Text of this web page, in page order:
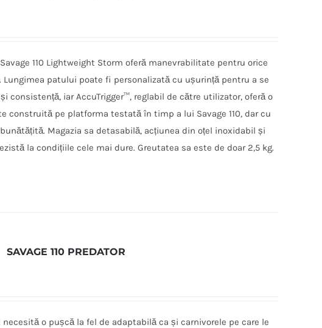
110 Lightweight Storm oferă manevrabilitate pentru orice
patului poate fi personalizată cu ușurință pentru a se
consistență, iar AccuTrigger™, reglabil de către utilizator, oferă o
construită pe platforma testată în timp a lui Savage 110, dar cu
Magazia sa detasabilă, acțiunea din oțel inoxidabil și
la condițiile cele mai dure. Greutatea sa este de doar 2,5 kg.
SAVAGE 110 PREDATOR
o pușcă la fel de adaptabilă ca și carnivorele pe care le